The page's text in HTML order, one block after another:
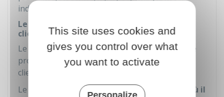
individuel) et
Le devis engage-t-il le professionnel et le
client ?
Le devis est uneoffre de contratqui engage le
professionnel dès lors qu'il est accepté par le
client.
Le client n'est engagé qu'à partir du moment
où il
This site uses cookies and
gives you control over what
you want to activate
Personalize